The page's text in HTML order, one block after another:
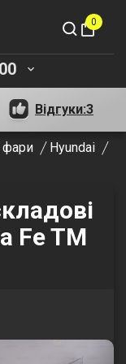
shopping_bag
0
keyboard_arrow_down
Відгуки:3
фари
Hyundai
Fe TM